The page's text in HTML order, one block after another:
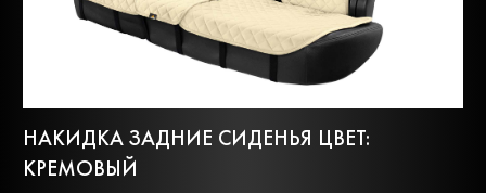
НАКИДКА ЗАДНИЕ СИДЕНЬЯ ЦВЕТ:
КРЕМОВЫЙ